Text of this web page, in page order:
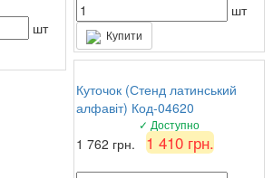
шт
шт
Купити
Куточок (Стенд латинський
алфавіт) Код-04620
✓ Доступно
1 762 грн. 1 410 грн.